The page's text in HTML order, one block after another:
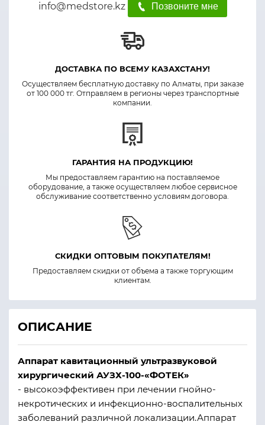
info@medstore.kz Позвоните мне
ДОСТАВКА ПО ВСЕМУ КАЗАХСТАНУ!
Осуществляем бесплатную доставку по Алматы, при заказе
от 100 000 тг. Отправляем в регионы через транспортные
компании.
ГАРАНТИЯ НА ПРОДУКЦИЮ!
Мы предоставляем гарантию на поставляемое
оборудование, а также осуществляем любое сервисное
обслуживание соответственно условиям договора.
СКИДКИ ОПТОВЫМ ПОКУПАТЕЛЯМ!
Предоставляем скидки от объема а также торгующим
клиентам.
ОПИСАНИЕ
Аппарат кавитационный ультразвуковой
хирургический АУЗХ-100-«ФОТЕК»
- высокоэффективен при лечении гнойно-
некротических и инфекционно-воспалительных
заболеваний различной локализации.Аппарат